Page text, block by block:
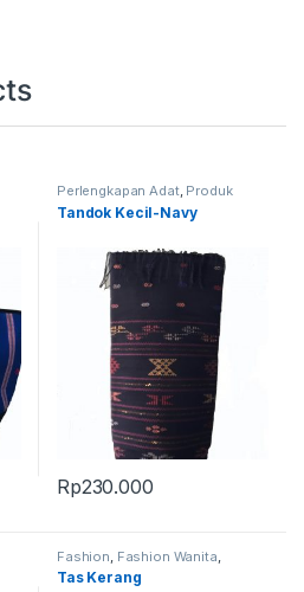
Perlengkapan Adat, Produk
Terbaru Tandok
Tandok Kecil-Navy
Rp230.000
Fashion Fashion Wanita
Produk Terbaru
Tas Kerang